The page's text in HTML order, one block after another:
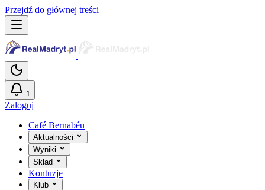
Przejdź do głównej treści
1
Zaloguj
Café Bernabéu
Aktualności
Wyniki
Skład
Kontuzje
Klub